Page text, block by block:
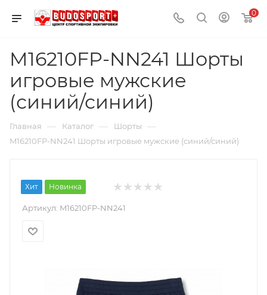
0
M16210FP-NN241 Шорты
игровые мужские
(синий/синий)
Главная — Каталог — Шорты —
M16210FP-NN241 Шорты игровые мужские (синий/синий)
Хит Новинка
Артикул: M16210FP-NN241